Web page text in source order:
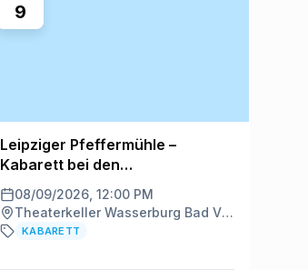
9
Leipziger Pfeffermühle –
Kabarett bei den
Burgfestspielen
08/09/2026, 12:00 PM
Theaterkeller Wasserburg Bad Vilbel, Bad Vilbel
KABARETT